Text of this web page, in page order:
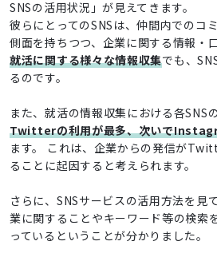
SNSの活用状況」が見えてきます。
彼らにとってのSNSは、仲間内でのコ
側面を持ちつつ、企業に関する情報・
就活に関する様々な情報収集でも、
るのです。
また、就活の情報収集における各SNS
Twitterの利用が最多、次いで
ます。 これは、企業からの発信が
ることに起因すると考えられます。
さらに、SNSサービスの活用方法を見
業に関することやキーワード等の検索
っているということが分かりました。